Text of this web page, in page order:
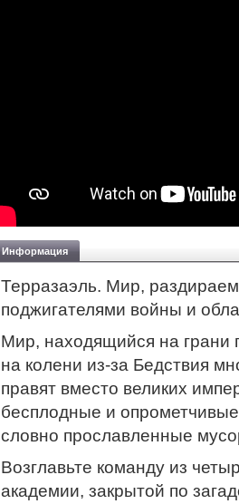
Информация
Терразаэль. Мир,
поджигателями войны и
Мир, находящийся на грани
на колени из-за Бедствия
правят вместо великих
бесплодные и
словно прославленные
Возглавьте команду из
академии, закрытой по